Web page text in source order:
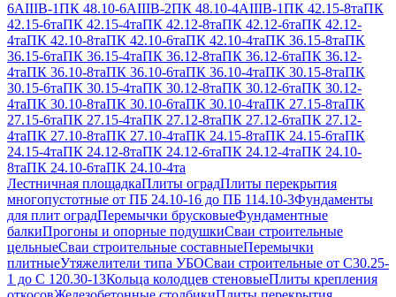
6АIIIВ-1ПК 48.10-6АIIIВ-2ПК 48.10-4АIIIВ-1ПК 42.15-8таПК
42.15-6таПК 42.15-4таПК 42.12-8таПК 42.12-6таПК 42.12-
4таПК 42.10-8таПК 42.10-6таПК 42.10-4таПК 36.15-8таПК
36.15-6таПК 36.15-4таПК 36.12-8таПК 36.12-6таПК 36.12-
4таПК 36.10-8таПК 36.10-6таПК 36.10-4таПК 30.15-8таПК
30.15-6таПК 30.15-4таПК 30.12-8таПК 30.12-6таПК 30.12-
4таПК 30.10-8таПК 30.10-6таПК 30.10-4таПК 27.15-8таПК
27.15-6таПК 27.15-4таПК 27.12-8таПК 27.12-6таПК 27.12-
4таПК 27.10-8таПК 27.10-4таПК 24.15-8таПК 24.15-6таПК
24.15-4таПК 24.12-8таПК 24.12-6таПК 24.12-4таПК 24.10-
8таПК 24.10-6таПК 24.10-4та
Лестничная площадкаПлиты оградПлиты перекрытия
многопустотные от ПБ 24.10-16 до ПБ 114.10-3Фундаменты
для плит оградПеремычки брусковыеФундаментные
балкиПрогоны и опорные подушкиСваи строительные
цельныеСваи строительные составныеПеремычки
плитныеУтяжелители типа УБОСваи строительные от С30.25-
1 до С 120.30-13Кольца колодцев стеновыеПлиты крепления